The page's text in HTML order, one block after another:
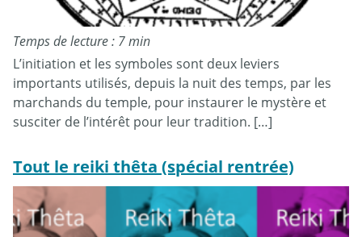
Temps de lecture : 7 min
L’initiation et les symboles sont deux leviers
importants utilisés, depuis la nuit des temps, par les
marchands du temple, pour instaurer le mystère et
susciter de l’intérêt pour leur tradition. […]
Tout le reiki thêta (spécial rentrée)